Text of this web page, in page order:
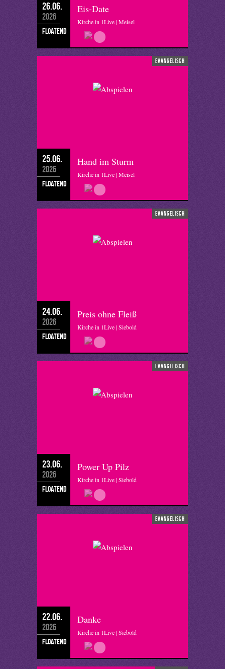
26.06.
2026
floatend
Eis-Date
Kirche in 1Live | Meisel
evangelisch
25.06.
2026
floatend
Hand im Sturm
Kirche in 1Live | Meisel
evangelisch
24.06.
2026
floatend
Preis ohne Fleiß
Kirche in 1Live | Siebold
evangelisch
23.06.
2026
floatend
Power Up Pilz
Kirche in 1Live | Siebold
evangelisch
22.06.
2026
floatend
Danke
Kirche in 1Live | Siebold